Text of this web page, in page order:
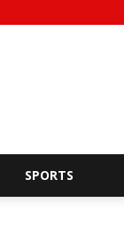
SPORTS